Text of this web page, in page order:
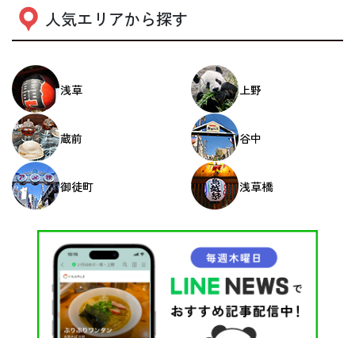
人気エリアから探す
浅草 上野
蔵前 谷中
御徒町 浅草橋